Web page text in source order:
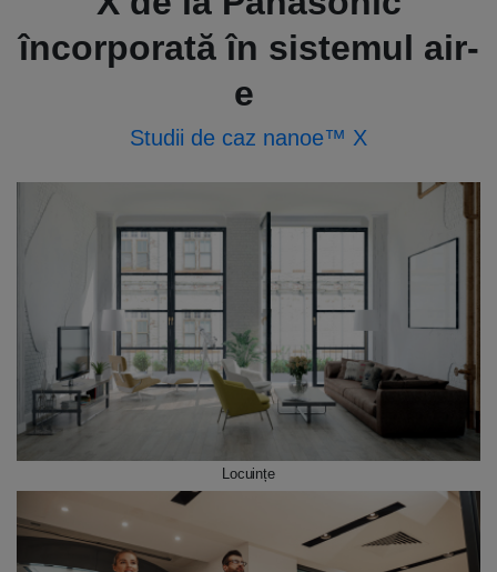
încorporată în sistemul air-
e
Studii de caz nanoe™ X
Locuințe